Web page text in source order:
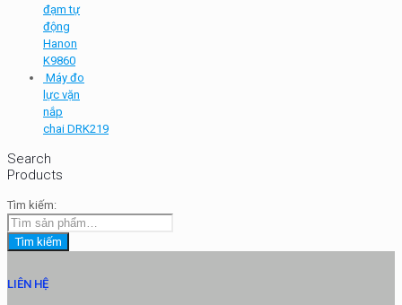
đạm tự
động
Hanon
K9860
Máy đo
lực vặn
nắp
chai DRK219
Search
Products
Tìm kiếm:
Tìm kiếm
LIÊN HỆ